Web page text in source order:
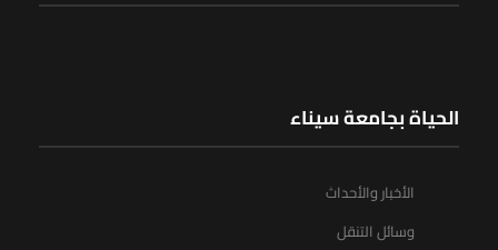
الحياة بجامعة سيناء
الأخبار والأحداث
وسائل التنقل